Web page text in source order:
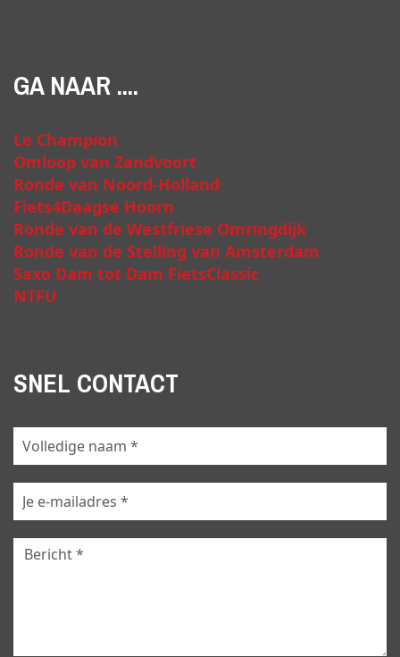
GA NAAR ....
Le Champion
Omloop van Zandvoort
Ronde van Noord-Holland
Fiets4Daagse Hoorn
Ronde van de Westfriese Omringdijk
Ronde van de Stelling van Amsterdam
Saxo Dam tot Dam FietsClassic
NTFU
SNEL CONTACT